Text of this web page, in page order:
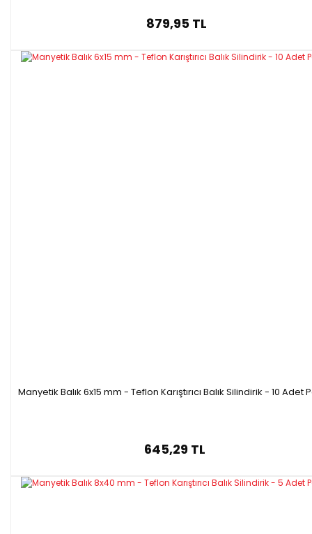
879,95 TL
Manyetik Balık 6x15 mm - Teflon Karıştırıcı Balık Silindirik - 10 Adet
645,29 TL